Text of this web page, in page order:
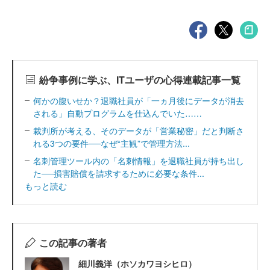
紛争事例に学ぶ、ITユーザの心得連載記事一覧
何かの腹いせか？退職社員が「一ヵ月後にデータが消去
される」自動プログラムを仕込んでいた……
裁判所が考える、そのデータが「営業秘密」だと判断さ
れる3つの要件──なぜ“主観”で管理方法...
名刺管理ツール内の「名刺情報」を退職社員が持ち出し
た──損害賠償を請求するために必要な条件...
もっと読む
この記事の著者
細川義洋（ホソカワヨシヒロ）